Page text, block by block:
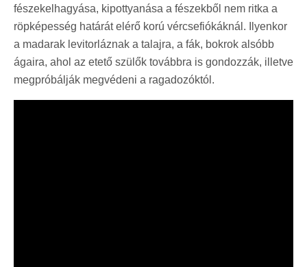
fészekelhagyása, kipottyanása a fészekből nem ritka a
röpképesség határát elérő korú vércsefiókáknál. Ilyenkor
a madarak levitorláznak a talajra, a fák, bokrok alsóbb
ágaira, ahol az etető szülők továbbra is gondozzák, illetve
megpróbálják megvédeni a ragadozóktól.